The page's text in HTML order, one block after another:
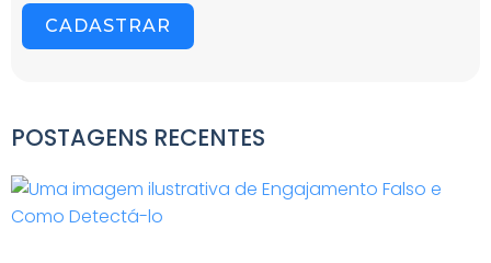
CADASTRAR
POSTAGENS RECENTES